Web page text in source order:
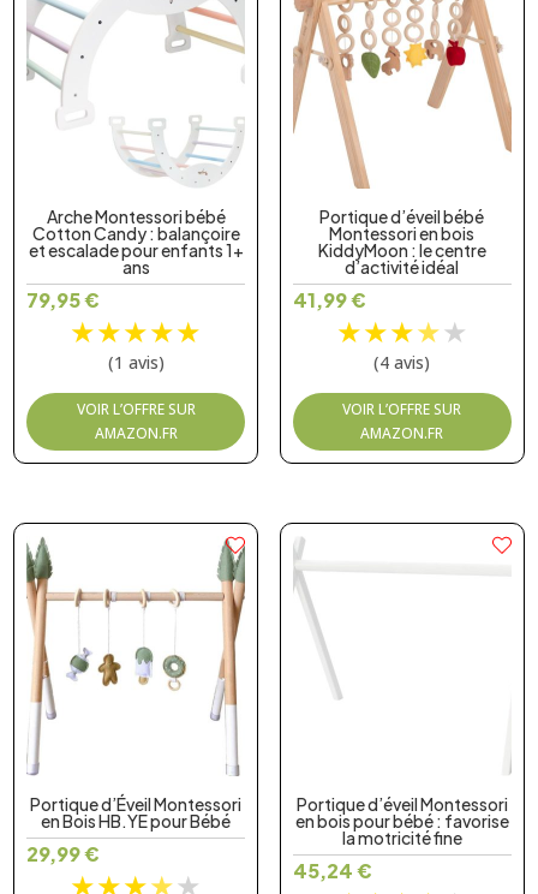
Arche Montessori bébé
Cotton Candy : balançoire
et escalade pour enfants 1+
ans
79,95€
★★★★★
(1 avis)
VOIR L’OFFRE SUR
AMAZON.FR
Portique d’éveil bébé
Montessori en bois
KiddyMoon : le centre
d’activité idéal
41,99€
★★★★★
(4 avis)
VOIR L’OFFRE SUR
AMAZON.FR
Portique d’Éveil Montessori
en Bois HB.YE pour Bébé
29,99€
★★★★★
Portique d’éveil Montessori
en bois pour bébé : favorise
la motricité fine
45,24€